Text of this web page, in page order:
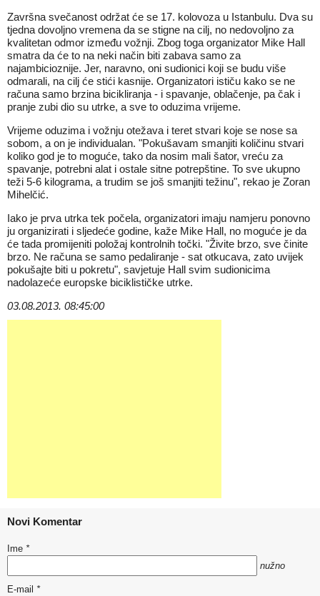
Završna svečanost održat će se 17. kolovoza u Istanbulu. Dva su
tjedna dovoljno vremena da se stigne na cilj, no nedovoljno za
kvalitetan odmor između vožnji. Zbog toga organizator Mike Hall
smatra da će to na neki način biti zabava samo za
najambicioznije. Jer, naravno, oni sudionici koji se budu više
odmarali, na cilj će stići kasnije. Organizatori ističu kako se ne
računa samo brzina bicikliranja - i spavanje, oblačenje, pa čak i
pranje zubi dio su utrke, a sve to oduzima vrijeme.
Vrijeme oduzima i vožnju otežava i teret stvari koje se nose sa
sobom, a on je individualan. "Pokušavam smanjiti količinu stvari
koliko god je to moguće, tako da nosim mali šator, vreću za
spavanje, potrebni alat i ostale sitne potrepštine. To sve ukupno
teži 5-6 kilograma, a trudim se još smanjiti težinu", rekao je Zoran
Mihelčić.
Iako je prva utrka tek počela, organizatori imaju namjeru ponovno
ju organizirati i sljedeće godine, kaže Mike Hall, no moguće je da
će tada promijeniti položaj kontrolnih točki. "Živite brzo, sve činite
brzo. Ne računa se samo pedaliranje - sat otkucava, zato uvijek
pokušajte biti u pokretu", savjetuje Hall svim sudionicima
nadolazeće europske biciklističke utrke.
03.08.2013. 08:45:00
Novi Komentar
Ime *
nužno
E-mail *